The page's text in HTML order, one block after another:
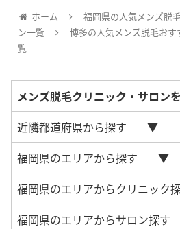
ホーム
福岡県の人気メンズ脱
ン一覧
博多の人気メンズ脱毛お
覧
メンズ脱毛クリニック・サロン
近隣都道府県から探す
福岡県のエリアから探す
福岡県のエリアからクリニック
福岡県のエリアからサロン探す